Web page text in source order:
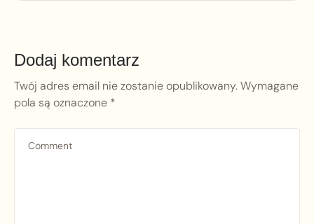
Dodaj komentarz
Twój adres email nie zostanie opublikowany.Wymagane
pola są oznaczone *